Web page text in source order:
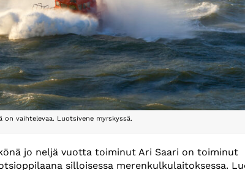
on vaihtelevaa. Luotsivene myrskyssä.
jo neljä vuotta toiminut Ari Saari on toiminut
silloisessa merenkulkulaitoksessa.